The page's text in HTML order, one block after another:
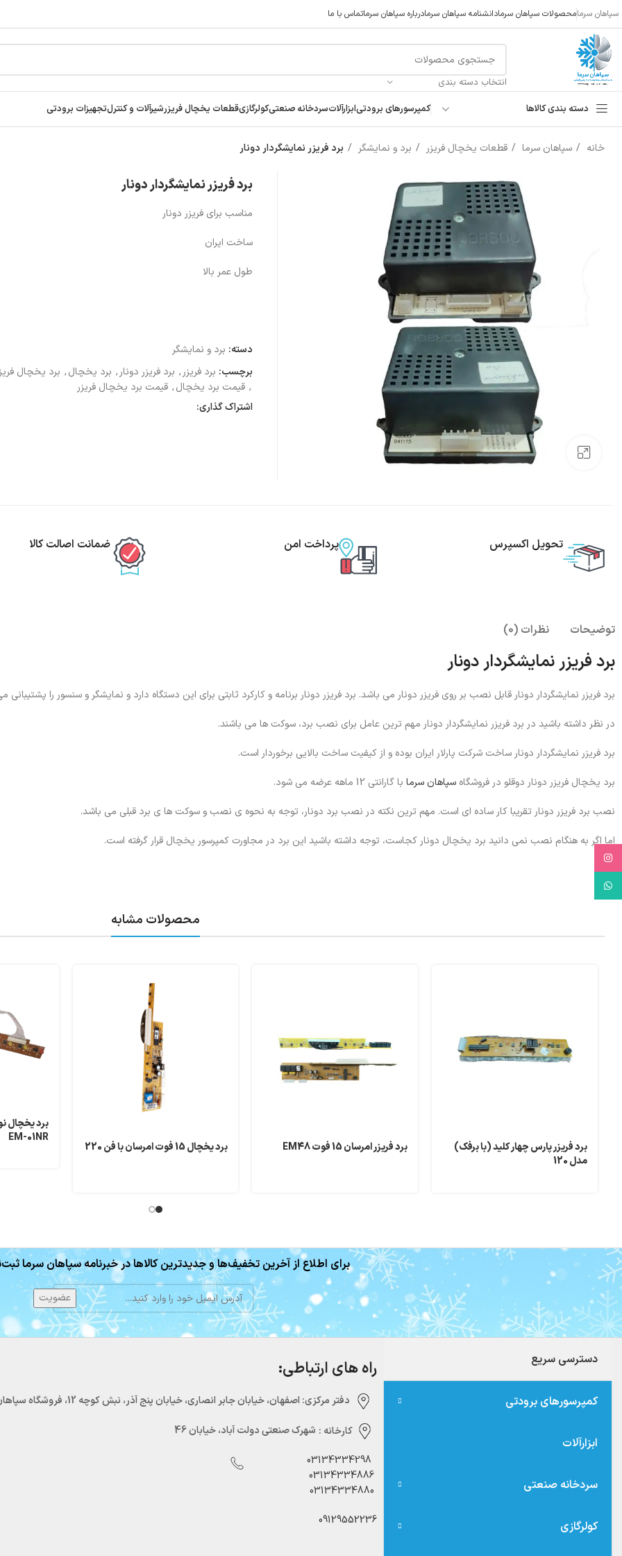
سپاهان سرمامحصولات سپاهان سرمادانشنامه سپاهان سرمادرباره سپاهان سرماتماس با ما
انتخاب دسته بندی
دسته بندی کالاها کمپرسورهای برودتیابزارآلاتسردخانه صنعتیکولرگازیقطعات یخچال فریزرشیرآلات و کنترلتجهیزات برودتی
خانه سپاهان سرما قطعات یخچال فریزر برد و نمایشگر برد فریزر نمایشگردار دونار
بزرگنمایی تصویر
برد فریزر نمایشگردار دونار
مناسب برای فریزر دونار
ساخت ایران
طول عمر بالا
دسته: برد و نمایشگر
برچسب: برد فریزر , برد فریزر دونار , برد یخچال, برد یخچال
, قیمت برد یخچال, قیمت برد یخچال فریزر
اشتراک گذاری:
تحویل اکسپرس پرداخت امن ضمانت اصالت کالا
توضیحات نظرات (0)
برد فریزر نمایشگردار دونار
برد فریزر نمایشگردار دونار قابل نصب بر روی فریزر دونار می باشد. برد فریزر دونار برنامه و کارکرد ثابتی برای این دستگاه دارد و نمایشگر و سنسور را پشتیبانی
در نظر داشته باشید در برد فریزر نمایشگردار دونار مهم ترین عامل برای نصب برد، سوکت ها می باشند.
برد فریزر نمایشگردار دونار ساخت شرکت پارلار ایران بوده و از کیفیت ساخت بالایی برخوردار است.
برد یخچال فریزر دونار دوقلو در فروشگاه سپاهان سرما با گارانتی 12 ماهه عرضه می شود.
نصب برد فریزر دونار تقریبا کار ساده ای است. مهم ترین نکته در نصب برد دونار، توجه به نحوه ی نصب و سوکت ها ی برد قبلی می باشد.
اما اگر به هنگام نصب نمی دانید برد یخچال دونار کجاست، توجه داشته باشید این برد در مجاورت کمپرسور یخچال قرار گرفته است.
محصولات مشابه
برد فریزر پارس چهار کلید (با برفک)
مدل 120
برد فریزر امرسان 15 فوت EM48 برد یخچال 15 فوت امرسان با فن 220
EM-01NR
برای اطلاع از آخرین تخفیف‌ها و جدیدترین کالاها در خبرنامه سپاهان سرما
دسترسی سریع
کمپرسورهای برودتی
ابزارآلات
سردخانه صنعتی
کولرگازی
راه های ارتباطی:
دفتر مرکزی:‌ اصفهان، خیابان جابر انصاری، خیابان پنج آذر، نبش کوچه 12، فروشگاه سپاهان سرما
کارخانه : شهرک صنعتی دولت آباد، خیابان 46
03134334298
03134334886
03134334880
09129552236